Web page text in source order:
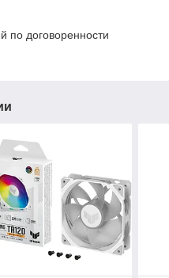
по договоренности